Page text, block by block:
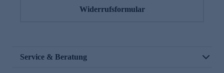
Widerrufsformular
Service & Beratung